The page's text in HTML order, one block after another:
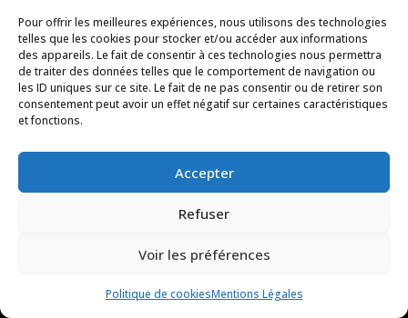
Pour offrir les meilleures expériences, nous utilisons des technologies
telles que les cookies pour stocker et/ou accéder aux informations
des appareils. Le fait de consentir à ces technologies nous permettra
de traiter des données telles que le comportement de navigation ou
les ID uniques sur ce site. Le fait de ne pas consentir ou de retirer son
consentement peut avoir un effet négatif sur certaines caractéristiques
et fonctions.
Accepter
Refuser
Voir les préférences
Politique de cookiesMentions Légales
administratives en rapport avec les
conditions générales. Les parties
conviennent que toute la correspondance
relative à ces Conditions d’utilisation, doit
être rédigée dans la langue française.
ARTICLE 19 – NOTIFICATIONS
Toute notification ou avis concernant les
mentions légales ou la charte de données
doit être remis en mains propres, courrier
RESERVER / BOOK
garanteed